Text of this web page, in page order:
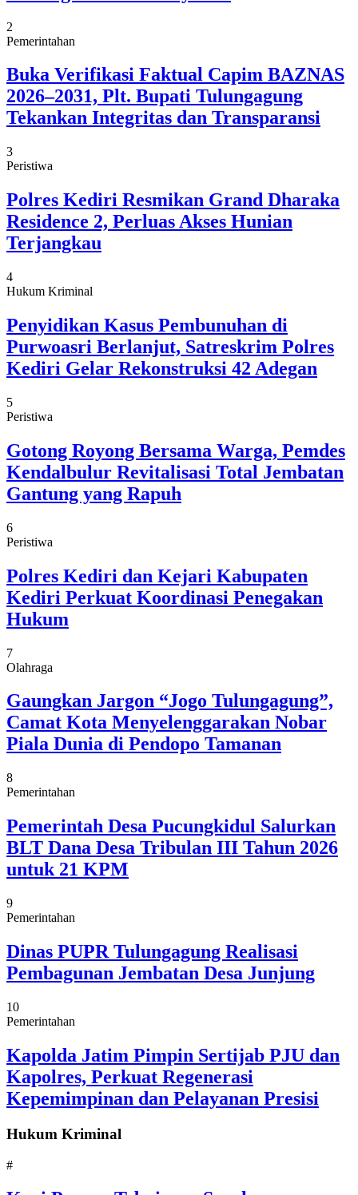
2
Pemerintahan
Buka Verifikasi Faktual Capim BAZNAS
2026–2031, Plt. Bupati Tulungagung
Tekankan Integritas dan Transparansi
3
Peristiwa
Polres Kediri Resmikan Grand Dharaka
Residence 2, Perluas Akses Hunian
Terjangkau
4
Hukum Kriminal
Penyidikan Kasus Pembunuhan di
Purwoasri Berlanjut, Satreskrim Polres
Kediri Gelar Rekonstruksi 42 Adegan
5
Peristiwa
Gotong Royong Bersama Warga, Pemdes
Kendalbulur Revitalisasi Total Jembatan
Gantung yang Rapuh
6
Peristiwa
Polres Kediri dan Kejari Kabupaten
Kediri Perkuat Koordinasi Penegakan
Hukum
7
Olahraga
Gaungkan Jargon “Jogo Tulungagung”,
Camat Kota Menyelenggarakan Nobar
Piala Dunia di Pendopo Tamanan
8
Pemerintahan
Pemerintah Desa Pucungkidul Salurkan
BLT Dana Desa Tribulan III Tahun 2026
untuk 21 KPM
9
Pemerintahan
Dinas PUPR Tulungagung Realisasi
Pembagunan Jembatan Desa Junjung
10
Pemerintahan
Kapolda Jatim Pimpin Sertijab PJU dan
Kapolres, Perkuat Regenerasi
Kepemimpinan dan Pelayanan Presisi
Hukum Kriminal
#